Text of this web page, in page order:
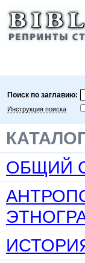
Поиск по заглавию:
Инструкция поиска
ОБЩИЙ